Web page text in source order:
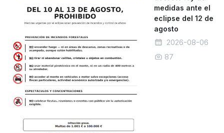
medidas ante el
eclipse del 12 de
agosto
2026-08-06
87